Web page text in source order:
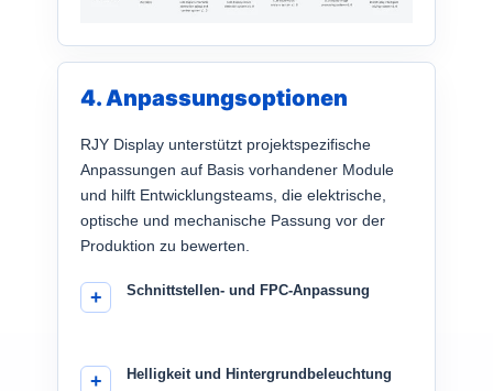
4. Anpassungsoptionen
RJY Display unterstützt projektspezifische
Anpassungen auf Basis vorhandener Module
und hilft Entwicklungsteams, die elektrische,
optische und mechanische Passung vor der
Produktion zu bewerten.
Schnittstellen- und FPC-Anpassung
Helligkeit und Hintergrundbeleuchtung